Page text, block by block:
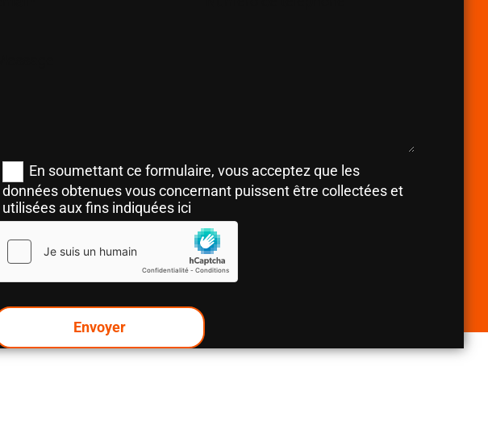
En soumettant ce formulaire, vous acceptez que les
données obtenues vous concernant puissent être collectées et
utilisées aux fins indiquées ici